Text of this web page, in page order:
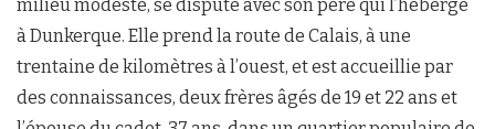
milieu modeste, se dispute avec son père qui l’héberge
à Dunkerque. Elle prend la route de Calais, à une
trentaine de kilomètres à l’ouest, et est accueillie par
des connaissances, deux frères âgés de 19 et 22 ans et